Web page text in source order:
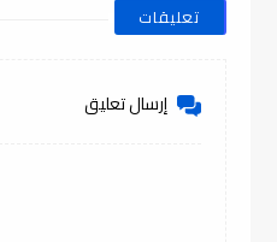
تعليقات
إرسال تعليق